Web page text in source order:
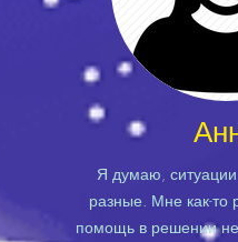
Я думаю,
разные. Мне как-то
помощь в решении